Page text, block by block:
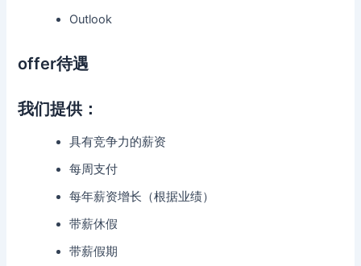
Outlook
offer待遇
我们提供：
具有竞争力的薪资
每周支付
每年薪资增长（根据业绩）
带薪休假
带薪假期